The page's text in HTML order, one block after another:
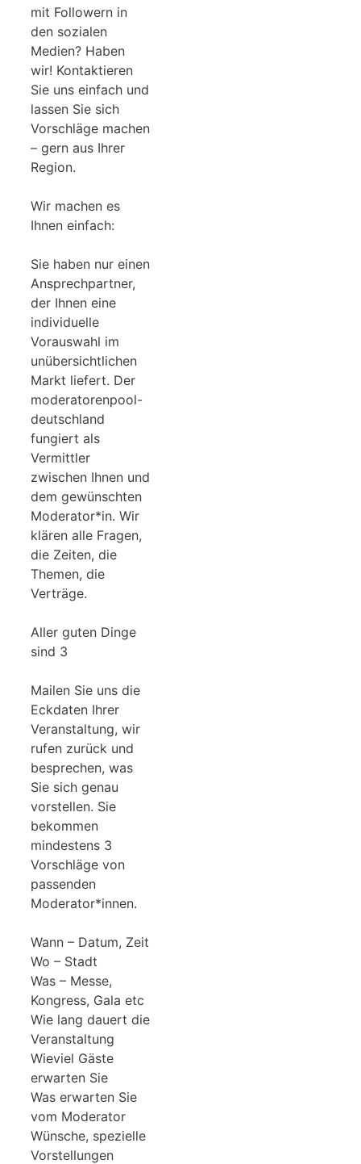
mit Followern in
den sozialen
Medien? Haben
wir! Kontaktieren
Sie uns einfach und
lassen Sie sich
Vorschläge machen
– gern aus Ihrer
Region.
Wir machen es
Ihnen einfach:
Sie haben nur einen
Ansprechpartner,
der Ihnen eine
individuelle
Vorauswahl im
unübersichtlichen
Markt liefert. Der
moderatorenpool-
deutschland
fungiert als
Vermittler
zwischen Ihnen und
dem gewünschten
Moderator*in. Wir
klären alle Fragen,
die Zeiten, die
Themen, die
Verträge.
Aller guten Dinge
sind 3
Mailen Sie uns die
Eckdaten Ihrer
Veranstaltung, wir
rufen zurück und
besprechen, was
Sie sich genau
vorstellen. Sie
bekommen
mindestens 3
Vorschläge von
passenden
Moderator*innen.
Wann – Datum, Zeit
Wo – Stadt
Was – Messe,
Kongress, Gala etc
Wie lang dauert die
Veranstaltung
Wieviel Gäste
erwarten Sie
Was erwarten Sie
vom Moderator
Wünsche, spezielle
Vorstellungen